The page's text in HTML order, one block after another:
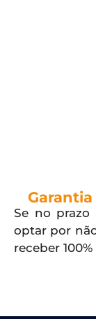
Se no prazo
optar por
receber